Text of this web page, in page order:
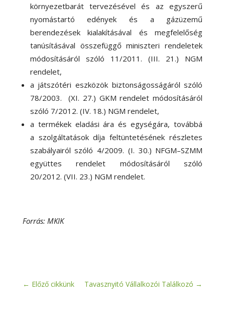
környezetbarát tervezésével és az egyszerű
nyomástartó edények és a gázüzemű
berendezések kialakításával és megfelelőség
tanúsításával összefüggő miniszteri rendeletek
módosításáról szóló 11/2011. (III. 21.) NGM
rendelet,
a játszótéri eszközök biztonságosságáról szóló
78/2003. (XI. 27.) GKM rendelet módosításáról
szóló 7/2012. (IV. 18.) NGM rendelet,
a termékek eladási ára és egységára, továbbá
a szolgáltatások díja feltüntetésének részletes
szabályairól szóló 4/2009. (I. 30.) NFGM–SZMM
együttes rendelet módosításáról szóló
20/2012. (VII. 23.) NGM rendelet.
Forrás: MKIK
← Előző cikkünk Tavasznyitó Vállalkozói Találkozó →